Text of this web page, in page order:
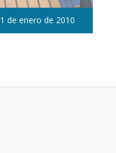
1 de enero de 2010